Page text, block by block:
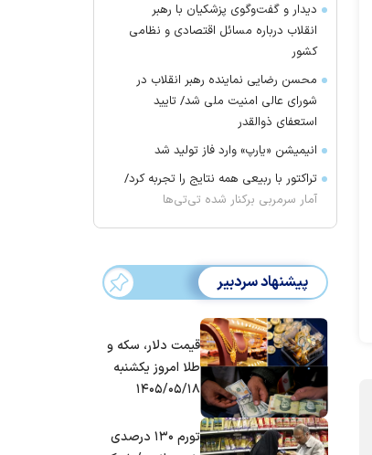
دیدار و گفت‌وگوی پزشکیان با رهبر
انقلاب درباره مسائل اقتصادی و نظامی
کشور
محسن رضایی نماینده رهبر انقلاب در
شورای عالی امنیت ملی شد/ تایید
استعفای ذوالقدر
انیمیشن «یارپ» وارد فاز تولید شد
تراکتور با ربیعی همه نتایج را تجربه کرد/
آمار سرمربی برکنار شده تی‌تی‌ها
پیشنهاد سردبیر
قیمت دلار، سکه و
طلا امروز یکشنبه
۱۴۰۵/۰۵/۱۸
تورم ۱۳۰ درصدی